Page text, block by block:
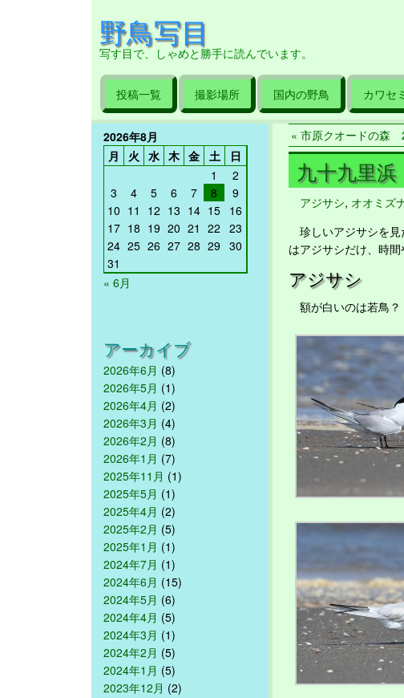
野鳥写目
写す目で、しゃめと勝手に読んでいます。
投稿一覧 撮影場所 国内の野鳥 カワセミ
2026年8月
月
火 水 木 金 土
日
1
2
3
4 5 6 7 8
9
10 11 12 13 14 15 16
17 18 19 20 21 22 23
24 25 26 27 28 29 30
31
« 6月
アーカイブ
2026年6月 (8)
2026年5月 (1)
2026年4月 (2)
2026年3月 (4)
2026年2月 (8)
2026年1月 (7)
2025年11月 (1)
2025年5月 (1)
2025年4月 (2)
2025年2月 (5)
2025年1月 (1)
2024年7月 (1)
2024年6月 (15)
2024年5月 (6)
2024年4月 (5)
2024年3月 (1)
2024年2月 (5)
2024年1月 (5)
2023年12月 (2)
« 市原クオードの森
九十九里
アジサシ, オオミズ
珍しいアジサシを
はアジサシだけ、時
アジサシ
額が白いのは若鳥？